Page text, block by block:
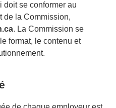
doit se conformer au
de la Commission,
. La Commission se
format, le contenu et